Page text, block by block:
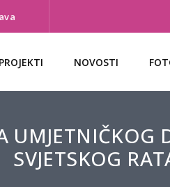
PROJEKTI NOVOSTI
UMJETNIČKOG
SVJETSKOG